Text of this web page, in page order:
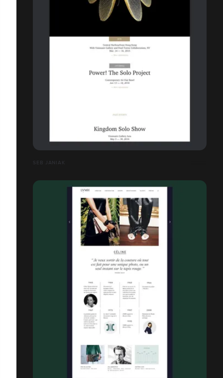
SEB JANIAK